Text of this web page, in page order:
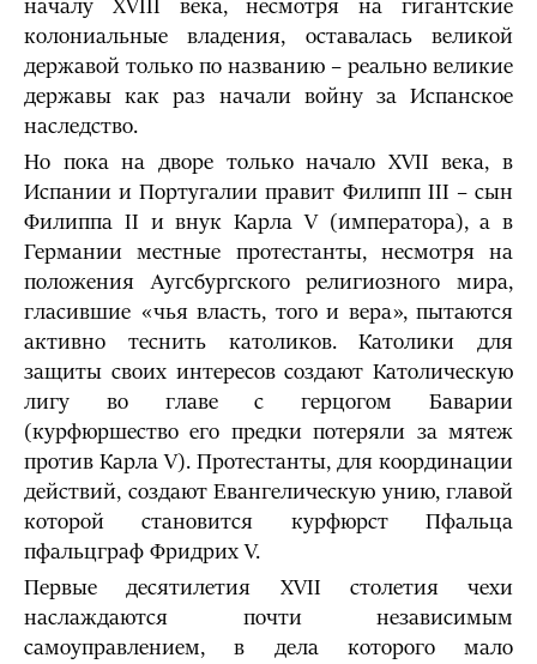
началу XVIII века, несмотря на гигантские
колониальные владения, оставалась великой
державой только по названию – реально великие
державы как раз начали войну за Испанское
наследство.
Но пока на дворе только начало XVII века, в
Испании и Португалии правит Филипп III – сын
Филиппа II и внук Карла V (императора), а в
Германии местные протестанты, несмотря на
положения Аугсбургского религиозного мира,
гласившие «чья власть, того и вера», пытаются
активно теснить католиков. Католики для
защиты своих интересов создают Католическую
лигу во главе с герцогом Баварии
(курфюршество его предки потеряли за мятеж
против Карла V). Протестанты, для координации
действий, создают Евангелическую унию, главой
которой становится курфюрст Пфальца
пфальцграф Фридрих V.
Первые десятилетия XVII столетия чехи
наслаждаются почти независимым
самоуправлением, в дела которого мало